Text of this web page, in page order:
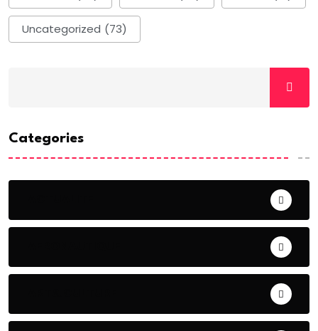
Uncategorized (73)
Categories